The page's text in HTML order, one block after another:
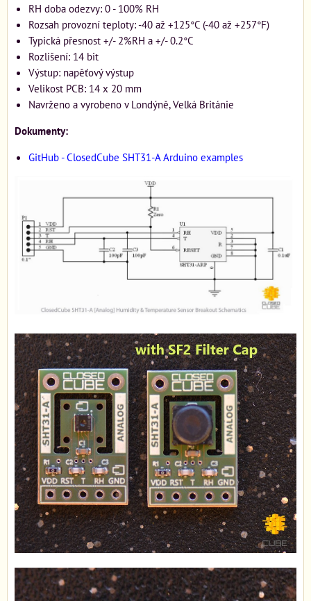
RH doba odezvy: 0 - 100% RH
Rozsah provozní teploty: -40 až +125°C (-40 až +257°F)
Typická přesnost +/- 2%RH a +/- 0.2°C
Rozlišení: 14 bit
Výstup: napěťový výstup
Velikost PCB: 14 x 20 mm
Navrženo a vyrobeno v Londýně, Velká Británie
Dokumenty:
GitHub - ClosedCube SHT31-A Arduino examples